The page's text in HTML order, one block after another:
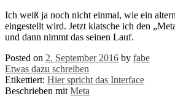
Ich weiß ja noch nicht einmal, wie ein
eingestellt wird. Jetzt klatsche ich den
und dann nimmt das seinen Lauf.
Posted on 2. September 2016 by fabe
Etwas dazu schreiben
Etikettiert: Hier spricht das Interface
Beschrieben mit Meta